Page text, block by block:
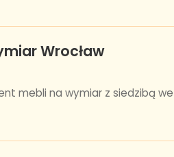
Wrocław
mebli na wymiar z siedzibą